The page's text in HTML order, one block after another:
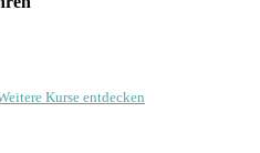
Kurse entdecken